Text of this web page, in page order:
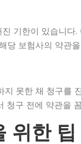
기한이 있습니
당 보험사의 약관
지 못한 채 청구를
청구 전에 약관을
위한 팁